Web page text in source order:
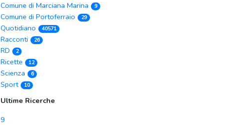
Comune di Marciana Marina 9
Comune di Portoferraio 29
Quotidiano 40571
Racconti 26
RD 2
Ricette 12
Scienza 6
Sport 10
Ultime Ricerche
9